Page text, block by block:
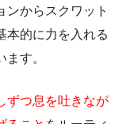
ンからスクワット
本的に力を入れる
す。
ずつ息を吐きなが